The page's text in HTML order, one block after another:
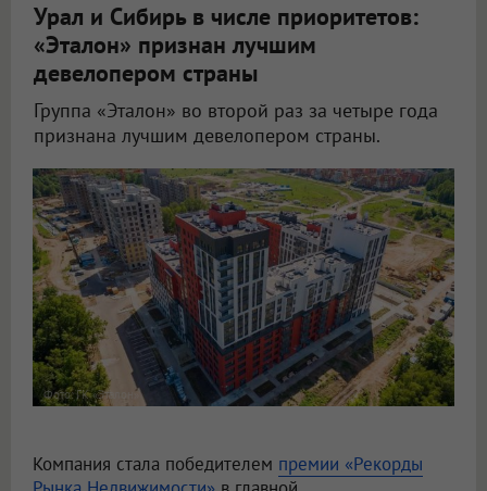
Урал и Сибирь в числе приоритетов:
«Эталон» признан лучшим
девелопером страны
Группа «Эталон» во второй раз за четыре года
признана лучшим девелопером страны.
Фото: ГК «Эталон»
Компания стала победителем премии «Рекорды